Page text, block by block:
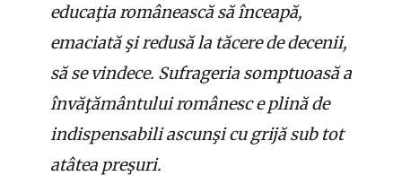
educaţia românească să înceapă,
emaciată şi redusă la tăcere de decenii,
să se vindece. Sufrageria somptuoasă a
învăţământului românesc e plină de
indispensabili ascunşi cu grijă sub tot
atâtea preşuri.